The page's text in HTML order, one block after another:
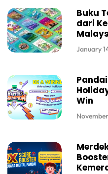
Buku
dari
January
Win